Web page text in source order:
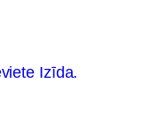
Izīda.